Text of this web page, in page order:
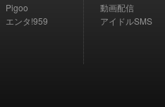
Pigoo
エンタ!959
動画配信
アイドルSMS